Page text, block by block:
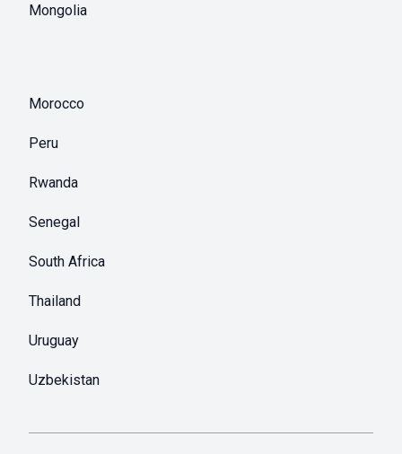
Mongolia
Morocco
Peru
Rwanda
Senegal
South Africa
Thailand
Uruguay
Uzbekistan